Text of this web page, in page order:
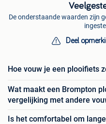
De onderstaande waarden zijn
Deel
Hoe vouw je een plooifiets
Wat maakt een Brompton
vergelijking met andere
Is het comfortabel om